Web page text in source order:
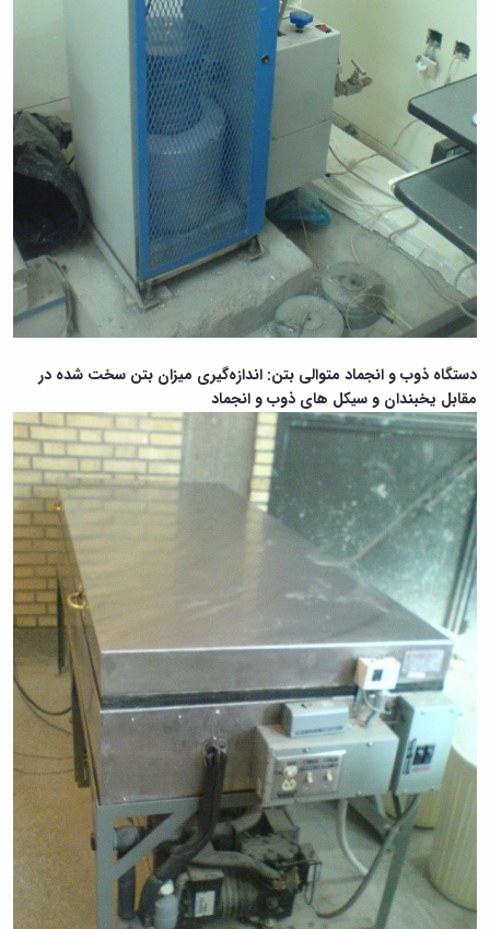
دستگاه ذوب و انجماد متوالی بتن: اندازه‌گیری میزان بتن سخت شده در
مقابل یخبندان و سیکل های ذوب و انجماد